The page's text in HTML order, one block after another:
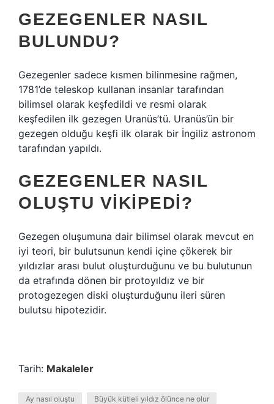
GEZEGENLER NASIL
BULUNDU?
Gezegenler sadece kısmen bilinmesine rağmen,
1781’de teleskop kullanan insanlar tarafından
bilimsel olarak keşfedildi ve resmi olarak
keşfedilen ilk gezegen Uranüs’tü. Uranüs’ün bir
gezegen olduğu keşfi ilk olarak bir İngiliz astronom
tarafından yapıldı.
GEZEGENLER NASIL
OLUŞTU VIKIPEDI?
Gezegen oluşumuna dair bilimsel olarak mevcut en
iyi teori, bir bulutsunun kendi içine çökerek bir
yıldızlar arası bulut oluşturduğunu ve bu bulutunun
da etrafında dönen bir protoyıldız ve bir
protogezegen diski oluşturduğunu ileri süren
bulutsu hipotezidir.
Tarih: Makaleler
Ay nasıl oluştu Büyük kütleli yıldız ölünce ne olur